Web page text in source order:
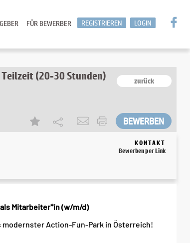
LOGIN
REGISTRIEREN
FÜR BEWERBER
(20-30 Stunden) zurück
KONTAKT
Bewerben per Link
Mitarbeiter*in (w/m/d)
Action-Fun-Park in Österreich!